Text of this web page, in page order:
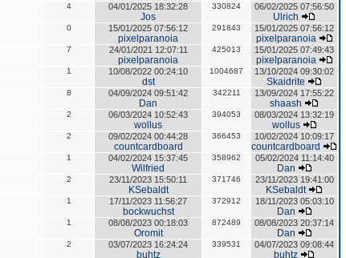
4 04/01/2025 18:32:28
Jos
330824 06/02/2025 07:56:50
Ulrich
0 15/01/2025 07:56:12
pixelparanoia
291843 15/01/2025 07:56:12
pixelparanoia
7 24/01/2021 12:07:11
pixelparanoia
425013 15/01/2025 07:49:43
pixelparanoia
1 10/08/2022 00:24:10
dst
1004687 13/10/2024 09:30:02
Skaidrite
8 04/09/2024 09:51:42
Dan
342211 13/09/2024 17:55:22
shaash
2 06/03/2024 10:52:43
wollus
394053 08/03/2024 13:32:19
wollus
2 09/02/2024 00:44:28
countcardboard
366453 10/02/2024 10:09:17
countcardboard
1 04/02/2024 15:37:45
Wilfried
358962 05/02/2024 11:14:40
Dan
2 23/11/2023 15:50:11
KSebaldt
371746 23/11/2023 19:41:00
KSebaldt
1 17/11/2023 11:56:27
bockwuchst
372912 18/11/2023 05:03:10
Dan
1 08/08/2023 00:18:03
Oromit
872489 08/08/2023 20:37:14
Dan
2 03/07/2023 16:24:24
buhtz
339531 04/07/2023 09:08:44
buhtz